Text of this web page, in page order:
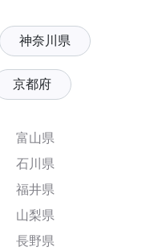
神奈川県
京都府
富山県
石川県
福井県
山梨県
長野県